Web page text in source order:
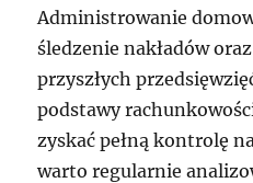
Administrowanie
śledzenie nakładów
przyszłych
podstawy
zyskać pełną kontrolę
warto regularnie